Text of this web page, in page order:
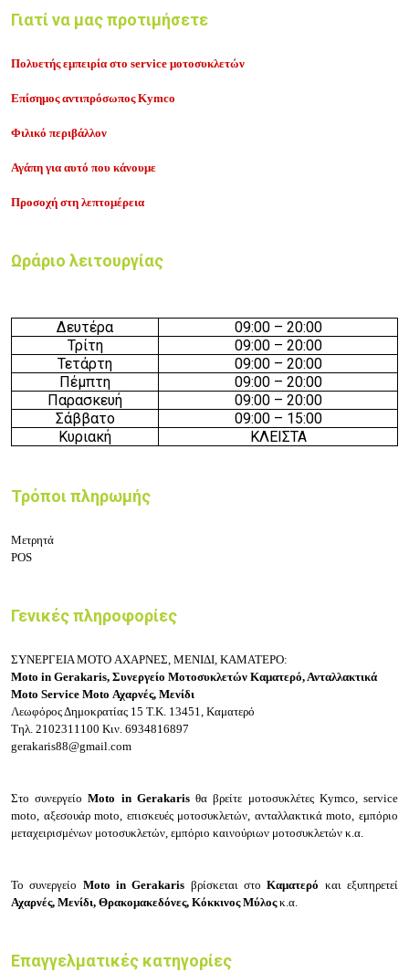
Γιατί να μας προτιμήσετε
Πολυετής εμπειρία στο service μοτοσυκλετών
Επίσημος αντιπρόσωπος Kymco
Φιλικό περιβάλλον
Αγάπη για αυτό που κάνουμε
Προσοχή στη λεπτομέρεια
Ωράριο λειτουργίας
Δευτέρα 09:00 – 20:00
Τρίτη
09:00 – 20:00
Τετάρτη
09:00 – 20:00
Πέμπτη
09:00 – 20:00
Παρασκευή
09:00 – 20:00
Σάββατο
09:00 – 15:00
Κυριακή
ΚΛΕΙΣΤΑ
Τρόποι πληρωμής
Μετρητά
POS
Γενικές πληροφορίες
ΣΥΝΕΡΓΕΙΑ MOTO ΑΧΑΡΝΕΣ, ΜΕΝΙΔΙ, ΚΑΜΑΤΕΡΟ:
Moto in Gerakaris, Συνεργείο Μοτοσυκλετών Καματερό, Ανταλλακτικά
Moto Service Moto Αχαρνές, Μενίδι
Λεωφόρος Δημοκρατίας 15 Τ.Κ. 13451, Καματερό
Τηλ. 2102311100 Κιν. 6934816897
gerakaris88@gmail.com
Στο συνεργείοMoto in Gerakarisθα βρείτε μοτοσυκλέτεςKymco, service
moto, αξεσουάρ moto, επισκευές μοτοσυκλετών, ανταλλακτικά moto, εμπόριο
μεταχειρισμένων μοτοσυκλετών, εμπόριο καινούριων μοτοσυκλετών κ.α.
Το συνεργείο Moto in Gerakaris βρίσκεται στοΚαματερό και εξυπηρετεί
Αχαρνές, Μενίδι, Θρακομακεδόνες, Κόκκινος Μύλοςκ.α.
Επαγγελματικές κατηγορίες